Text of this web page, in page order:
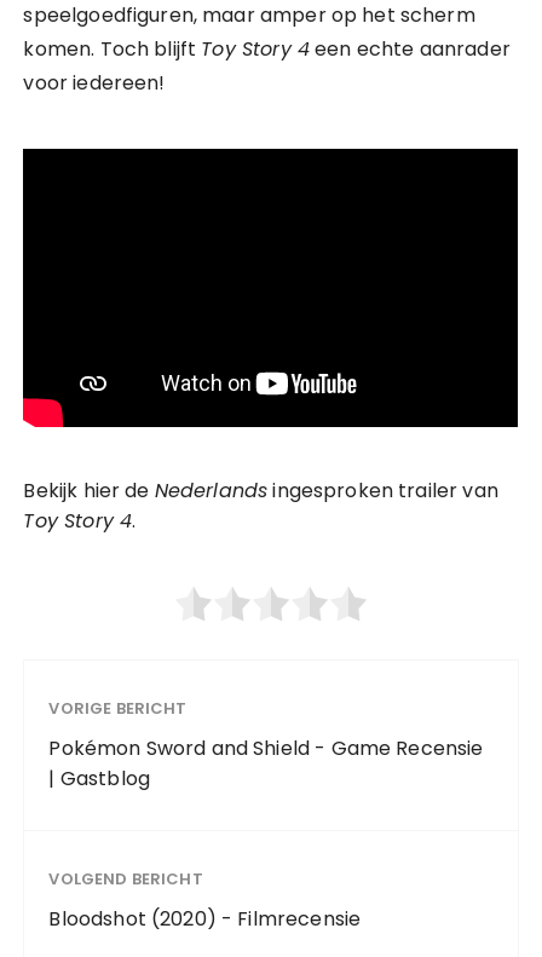
speelgoedfiguren, maar amper op het scherm
komen. Toch blijft Toy Story 4een echte aanrader
voor iedereen!
Bekijk hier de Nederlandsingesproken trailer van
Toy Story 4.
VORIGE BERICHT
Pokémon Sword and Shield - Game Recensie
| Gastblog
VOLGEND BERICHT
Bloodshot (2020) - Filmrecensie